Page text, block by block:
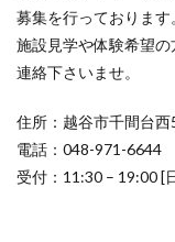
募集を行っております
施設見学や体験希望
連絡下さいませ。
住所：越谷市千間台
電話：048-971-6644
受付：11:30 – 19:00 [